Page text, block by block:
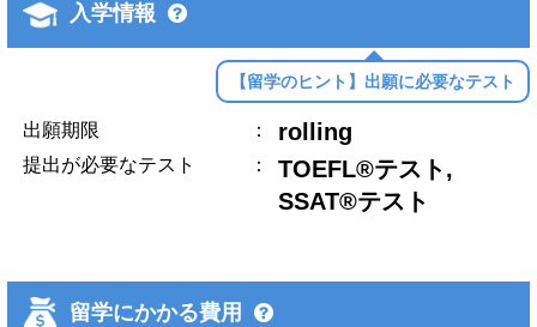
入学情報
【留学のヒント】出願に必要なテスト
出願期限 ： rolling
提出が必要なテスト ：
TOEFL®テスト,
SSAT®テスト
留学にかかる費用